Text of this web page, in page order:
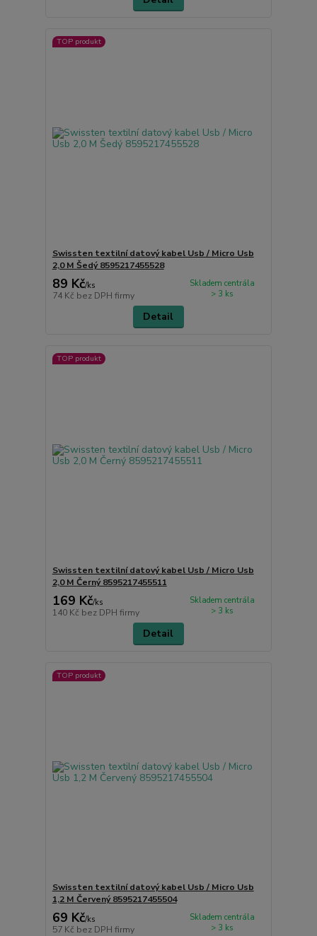
TOP produkt
Swissten textilní datový kabel Usb / Micro Usb
2,0 M Šedý 8595217455528
89 Kč/ks
74 Kč bez DPH firmy
Skladem centrála
> 3 ks
Detail
TOP produkt
Swissten textilní datový kabel Usb / Micro Usb
2,0 M Černý 8595217455511
169 Kč/ks
140 Kč bez DPH firmy
Skladem centrála
> 3 ks
Detail
TOP produkt
Swissten textilní datový kabel Usb / Micro Usb
1,2 M Červený 8595217455504
69 Kč/ks
57 Kč bez DPH firmy
Skladem centrála
> 3 ks